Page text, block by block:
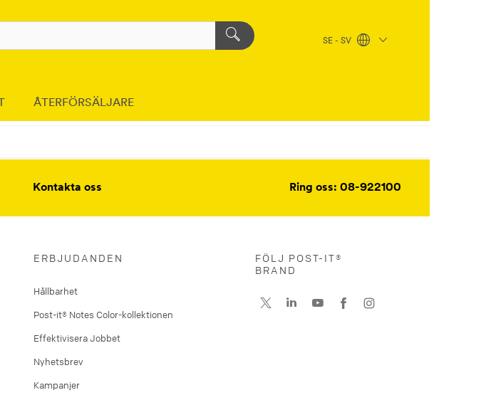
SE - SV
ÅTERFÖRSÄLJARE
Kontakta oss Ring oss: 08-922100
ERBJUDANDEN
Hållbarhet
Post-it® Notes Color-kollektionen
Effektivisera Jobbet
Nyhetsbrev
Kampanjer
FÖLJ POST-IT®
BRAND